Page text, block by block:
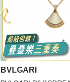
BVLGARI